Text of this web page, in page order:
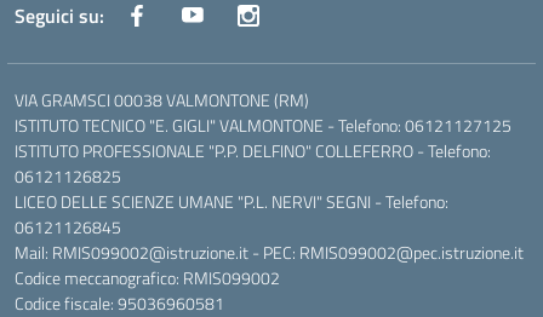
Seguici su:
VIA GRAMSCI 00038 VALMONTONE (RM)
ISTITUTO TECNICO "E. GIGLI" VALMONTONE - Telefono: 06121127125
ISTITUTO PROFESSIONALE "P.P. DELFINO" COLLEFERRO - Telefono:
06121126825
LICEO DELLE SCIENZE UMANE "P.L. NERVI" SEGNI - Telefono:
06121126845
Mail: RMIS099002@istruzione.it - PEC: RMIS099002@pec.istruzione.it
Codice meccanografico: RMIS099002
Codice fiscale: 95036960581